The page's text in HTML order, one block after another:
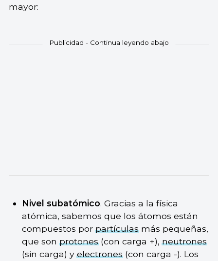
mayor:
Nivel subatómico. Gracias a la física
atómica, sabemos que los átomos están
compuestos porpartículasmás pequeñas,
que sonprotones(con carga +),neutrones
(sin carga) yelectrones(con carga -). Los